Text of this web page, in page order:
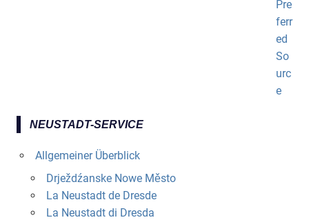
NEUSTADT-SERVICE
Allgemeiner Überblick
Drježdźanske Nowe Město
La Neustadt de Dresde
La Neustadt di Dresda